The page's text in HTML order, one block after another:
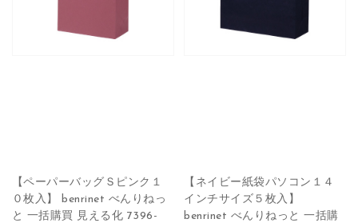
【ペーパーバッグＳピンク１
０枚入】 benrinet べんりねっ
と 一括購買 見える化 7396-
【ネイビー紙袋パソコン１４
インチサイズ５枚入】
benrinet べんりねっと 一括購